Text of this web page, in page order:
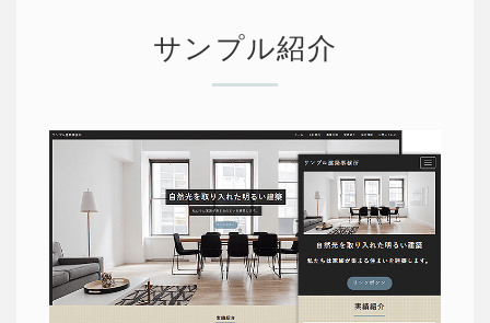
サンプル紹介